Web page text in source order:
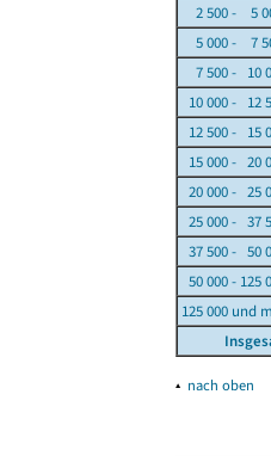
2 500 - 5
5 000 - 7
7 500 - 10
10 000 - 12
12 500 - 15
15 000 - 20
20 000 - 25
25 000 - 37
37 500 - 50
50 000 - 125
125 000 und
▴ nach oben